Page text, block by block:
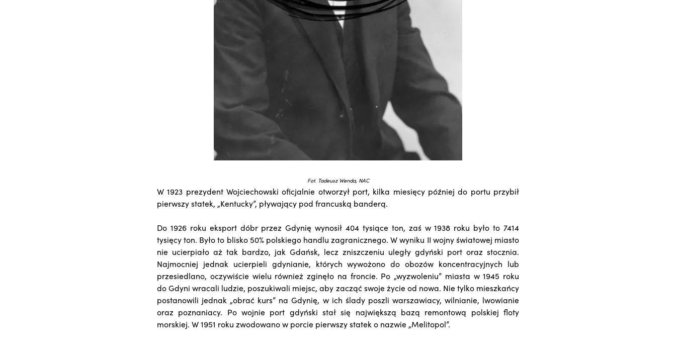
Fot. Tadeusz Wenda, NAC
W 1923 prezydent Wojciechowski oficjalnie otworzył port, kilka miesięcy później do portu przybił
pierwszy statek, „Kentucky”, pływający pod francuską banderą.
Do 1926 roku eksport dóbr przez Gdynię wynosił 404 tysiące ton, zaś w 1938 roku było to 7414
tysięcy ton. Było to blisko 50% polskiego handlu zagranicznego. W wyniku II wojny światowej miasto
nie ucierpiało aż tak bardzo, jak Gdańsk, lecz zniszczeniu uległy gdyński port oraz stocznia.
Najmocniej jednak ucierpieli gdynianie, których wywożono do obozów koncentracyjnych lub
przesiedlano, oczywiście wielu również zginęło na froncie. Po „wyzwoleniu” miasta w 1945 roku
do Gdyni wracali ludzie, poszukiwali miejsc, aby zacząć swoje życie od nowa. Nie tylko mieszkańcy
postanowili jednak „obrać kurs” na Gdynię, w ich ślady poszli warszawiacy, wilnianie, lwowianie
oraz poznaniacy. Po wojnie port gdyński stał się największą bazą remontową polskiej floty
morskiej. W 1951 roku zwodowano w porcie pierwszy statek o nazwie „Melitopol”.